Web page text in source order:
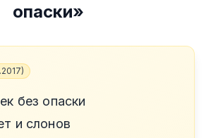
опаски»
)
без опаски
и слонов